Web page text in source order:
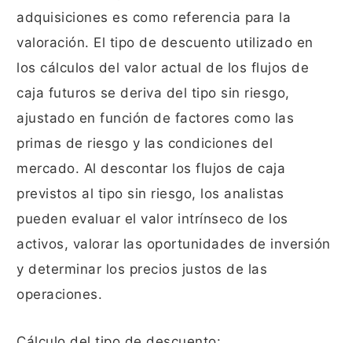
adquisiciones es como referencia para la
valoración. El tipo de descuento utilizado en
los cálculos del valor actual de los flujos de
caja futuros se deriva del tipo sin riesgo,
ajustado en función de factores como las
primas de riesgo y las condiciones del
mercado. Al descontar los flujos de caja
previstos al tipo sin riesgo, los analistas
pueden evaluar el valor intrínseco de los
activos, valorar las oportunidades de inversión
y determinar los precios justos de las
operaciones.